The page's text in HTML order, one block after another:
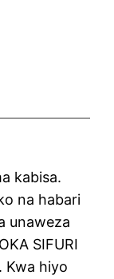
kabisa.
na habari
unaweza
SIFURI
Kwa hiyo